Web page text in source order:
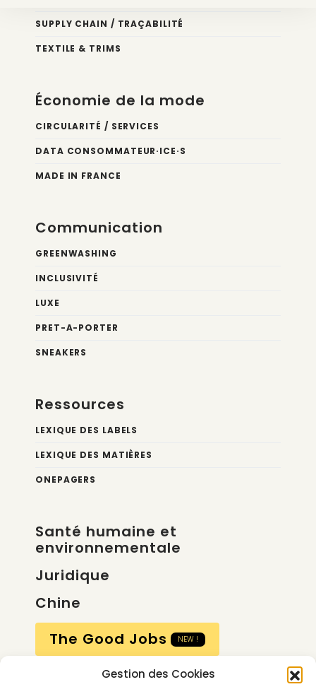
Gestion des Cookies
SUPPLY CHAIN / TRAÇABILITÉ
TEXTILE & TRIMS
Économie de la mode
CIRCULARITÉ / SERVICES
DATA CONSOMMATEUR·ICE·S
MADE IN FRANCE
Communication
GREENWASHING
INCLUSIVITÉ
LUXE
PRET-A-PORTER
SNEAKERS
Ressources
LEXIQUE DES LABELS
LEXIQUE DES MATIÈRES
ONEPAGERS
Santé humaine et
environnementale
Juridique
Chine
The Good Jobs
NEW !